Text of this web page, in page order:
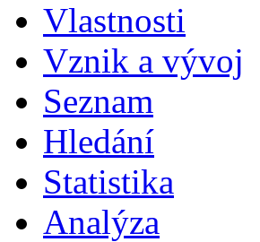
Vlastnosti
Vznik a vývoj
Seznam
Hledání
Statistika
Analýza